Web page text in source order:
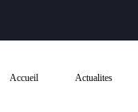
Accueil Actualites